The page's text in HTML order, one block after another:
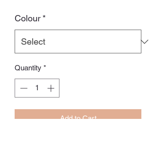
Colour *
Quantity *
Add to Cart